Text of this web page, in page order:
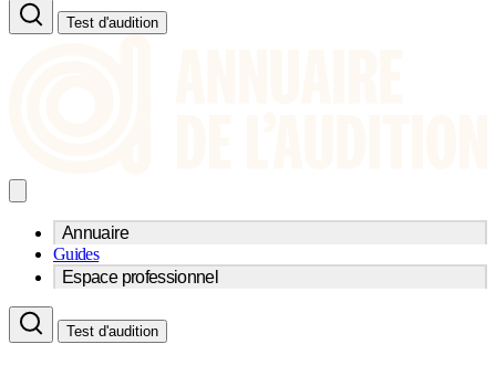
Test d'audition
Annuaire
Trouvez un professionnel de l'audition
Centre d'audioprothèse
Médecins ORL & Phoniatres
Guides
Espace professionnel
Acteurs et services
Fournisseurs
Test d'audition